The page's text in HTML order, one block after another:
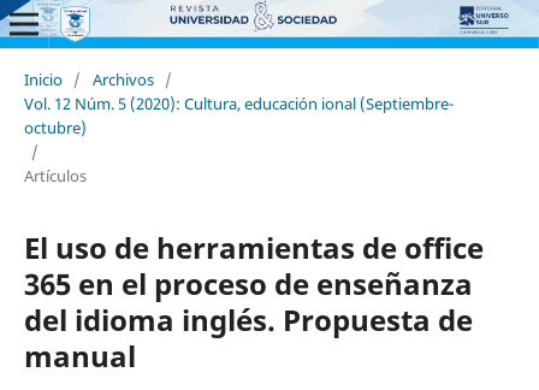
Inicio / Archivos /
Vol. 12 Núm. 5 (2020): Cultura, educación ional (Septiembre-
octubre)
/
Artículos
El uso de herramientas de office
365 en el proceso de enseñanza
del idioma inglés. Propuesta de
manual